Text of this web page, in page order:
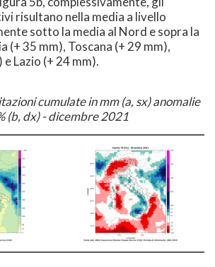
risultano nella media a livello
sotto la media al Nord e sopra la
(+ 35 mm), Toscana (+ 29 mm),
Lazio (+ 24 mm).
cumulate in mm (a, sx) anomalie
(b, dx) - dicembre 2021